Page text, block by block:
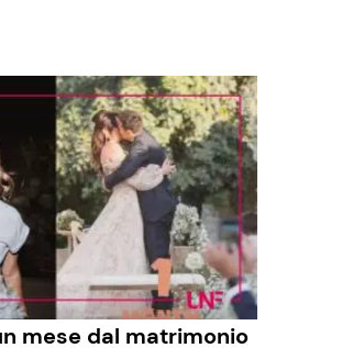
mese dal matrimonio